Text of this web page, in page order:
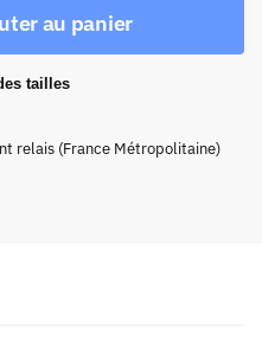
au panier
tailles
relais (France Métropolitaine)